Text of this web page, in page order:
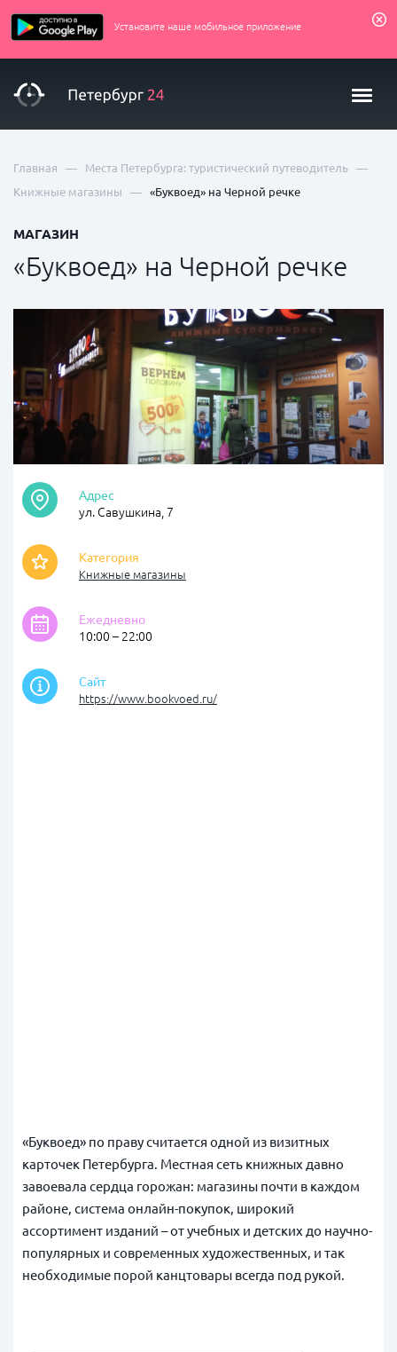
Установите наше мобильное приложение
Главная — Места Петербурга: туристический путеводитель —
Книжные магазины — «Буквоед» на Черной речке
МАГАЗИН
«Буквоед» на Черной речке
Адрес
ул. Савушкина, 7
Категория
Книжные магазины
Ежедневно
10:00 – 22:00
Сайт
https://www.bookvoed.ru/
«Буквоед» по праву считается одной из визитных
карточек Петербурга. Местная сеть книжных давно
завоевала сердца горожан: магазины почти в каждом
районе, система онлайн-покупок, широкий
ассортимент изданий – от учебных и детских до научно-
популярных и современных художественных, и так
необходимые порой канцтовары всегда под рукой.